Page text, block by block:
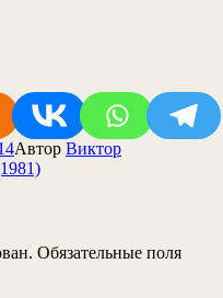
Автор Виктор
Обязательные поля